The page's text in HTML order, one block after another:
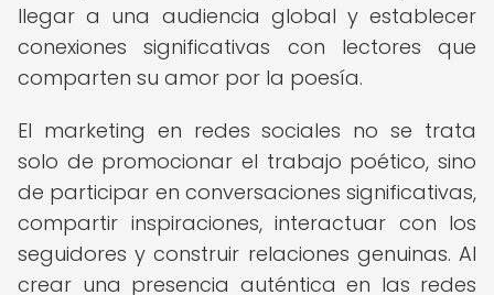
llegar a una audiencia global y establecer
conexiones significativas con lectores que
comparten su amor por la poesía.
El marketing en redes sociales no se trata
solo de promocionar el trabajo poético, sino
de participar en conversaciones significativas,
compartir inspiraciones, interactuar con los
seguidores y construir relaciones genuinas. Al
crear una presencia auténtica en las redes